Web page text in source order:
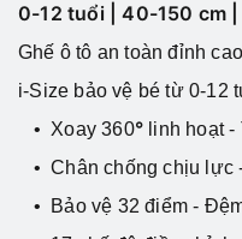
0-12 tuổi | 40-150 cm
Ghế ô tô an toàn đỉnh
i-Size bảo vệ bé từ 0-12
• Xoay 360° linh hoạt
• Chân chống chịu lực
• Bảo vệ 32 điểm -